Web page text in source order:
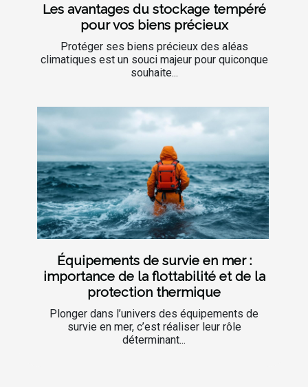
Les avantages du stockage tempéré
pour vos biens précieux
Protéger ses biens précieux des aléas
climatiques est un souci majeur pour quiconque
souhaite...
Équipements de survie en mer :
importance de la flottabilité et de la
protection thermique
Plonger dans l’univers des équipements de
survie en mer, c’est réaliser leur rôle
déterminant...